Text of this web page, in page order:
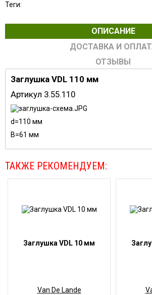
Теги:
ОПИСАНИЕ
ДОСТАВКА И
ОТЗЫВЫ
Заглушка VDL 110 мм
Артикул 3.55.110
d=110 мм
B=61 мм
ТАКЖЕ РЕКОМЕНДУЕМ:
Заглушка VDL 10 мм
Van De Lande